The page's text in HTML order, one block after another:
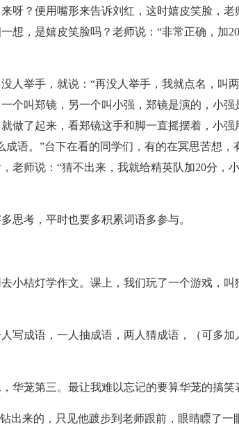
呀？便用嘴形来告诉刘红，这时嬉皮笑脸，老
想，是嬉皮笑脸吗？老师说：“非常正确，加
人举手，就说：“再没人举手，我就点名，叫
个叫郑镜，另一个叫小强，郑镜是演的，小强
做了起来，看郑镜这手和脚一直摇摆着，小强
语。”台下在看的同学们，有的在冥思苦想，
老师说：“猜不出来，我就给精英队加20分，
思考，平时也要多积累词语多参与。
小桔灯学作文。课上，我们玩了一个游戏，叫
写成语，一人抽成语，两人猜成语，（可多加
华茏第三。最让我难以忘记的要算华茏的搞笑
出来的，只见他踱步到老师跟前，眼睛瞟了一